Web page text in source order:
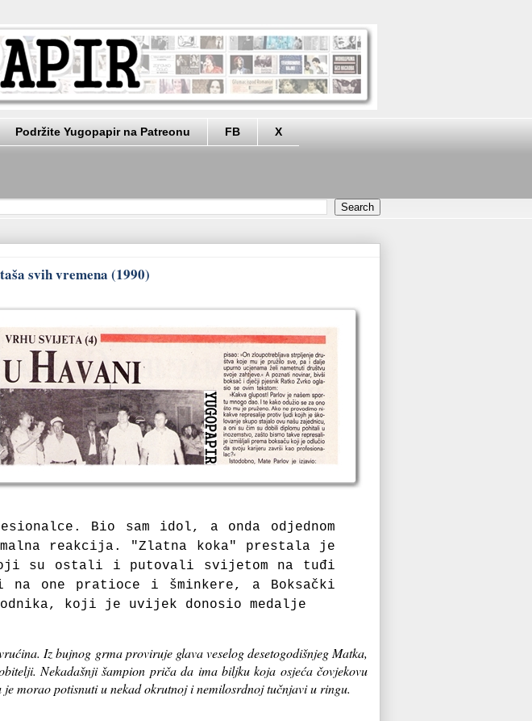
Podržite Yugopapir na Patreonu FB X
svih vremena (1990)
Bio sam idol, a onda odjednom
reakcija. "Zlatna koka" prestala je
su ostali i putovali svijetom na tuđi
na one pratioce i šminkere, a Boksački
koji je uvijek donosio medalje
Iz bujnog grma proviruje glava veselog desetogodišnjeg Matka,
Nekadašnji šampion priča da ima biljku koja osjeća čovjekovu
morao potisnuti u nekad okrutnoj i nemilosrdnoj tučnjavi u ringu.